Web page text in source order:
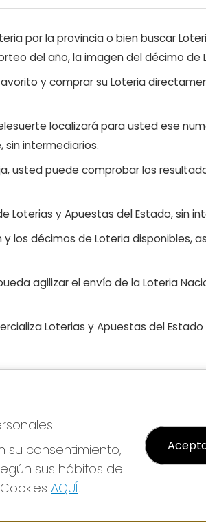
por la provincia o bien buscar
del año, la imagen del décimo de
y comprar su Loteria
localizará para usted ese
intermediarios.
usted puede comprobar los
y Apuestas del Estado, sin
los décimos de Loteria disponibles,
agilizar el envío de la Loteria
Loterias y Apuestas del
Política de Privacidad
Política de Cookies
Condiciones de Compra
Tienda de Lotería Nacional
su consentimiento,
sus hábitos de
AQUÍ.